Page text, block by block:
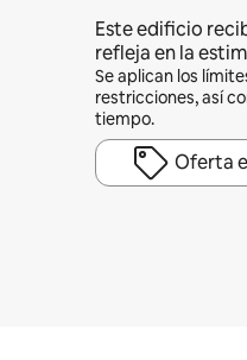
Este edificio
refleja en la
Se aplican los
restricciones, así
tiempo.
Oferta